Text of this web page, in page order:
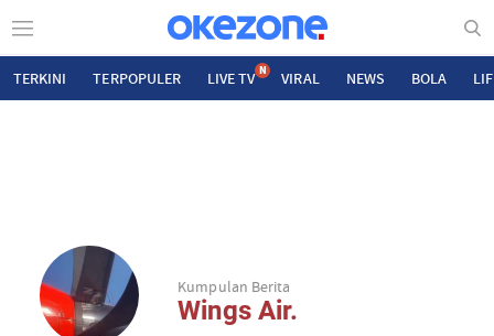
TERKINI TERPOPULER LIVE TV N VIRAL NEWS BOLA
Kumpulan Berita
Wings Air.